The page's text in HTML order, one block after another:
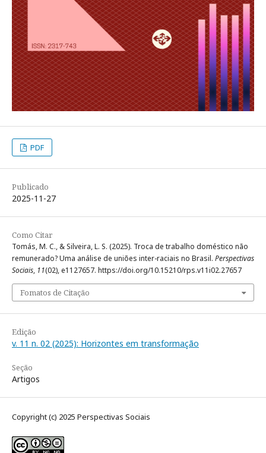
PDF
Publicado
2025-11-27
Como Citar
Tomás, M. C., & Silveira, L. S. (2025). Troca de trabalho doméstico não
remunerado? Uma análise de uniões inter-raciais no Brasil. Perspectivas
Sociais, 11(02), e1127657. https://doi.org/10.15210/rps.v11i02.27657
Fomatos de Citação
Edição
v. 11 n. 02 (2025): Horizontes em transformação
Seção
Artigos
Copyright (c) 2025 Perspectivas Sociais